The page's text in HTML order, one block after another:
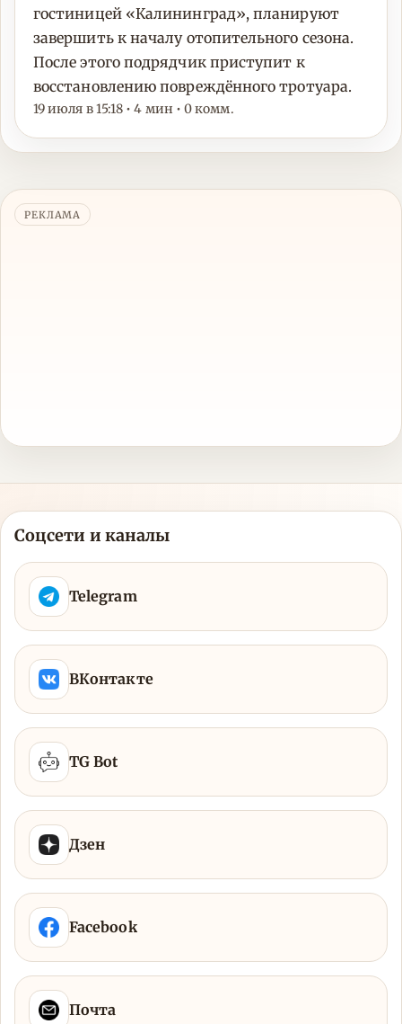
гостиницей «Калининград», планируют
завершить к началу отопительного сезона.
После этого подрядчик приступит к
восстановлению повреждённого тротуара.
19 июля в 15:18 • 4 мин • 0 комм.
РЕКЛАМА
Соцсети и каналы
Telegram
ВКонтакте
TG Bot
Дзен
Facebook
Почта